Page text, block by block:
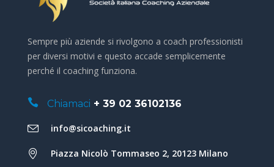
Sempre più aziende si rivolgono a coach professionisti
per diversi motivi e questo accade semplicemente
perché il coaching funziona.
Chiamaci + 39 02 36102136
info@sicoaching.it
Piazza Nicolò Tommaseo 2, 20123 Milano